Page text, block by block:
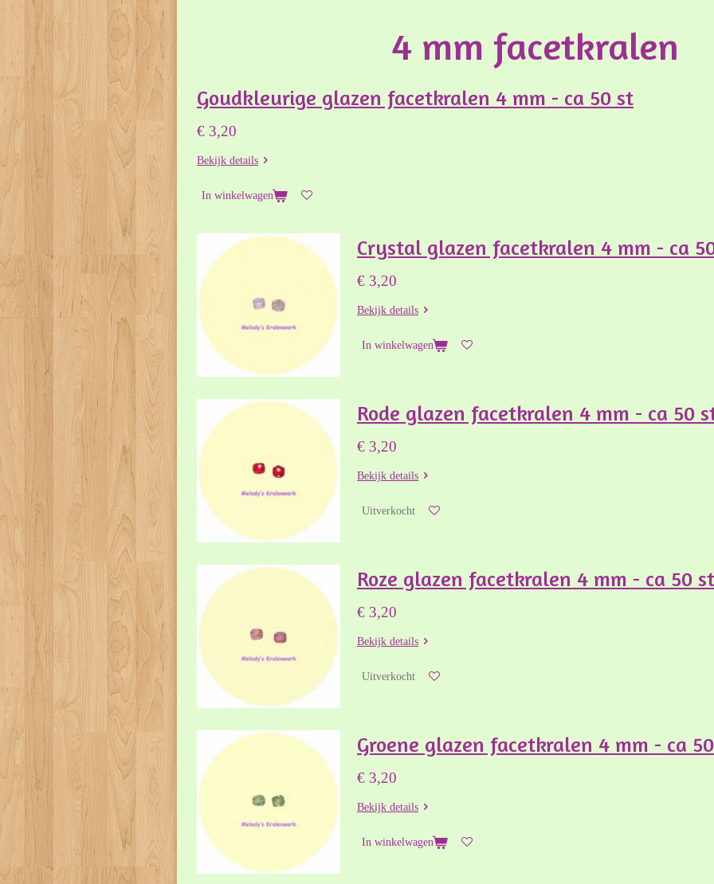
4 mm facetkralen
Goudkleurige glazen facetkralen 4 mm - ca 50 st
€ 3,20
Bekijk details
In winkelwagen
Crystal glazen facetkralen 4 mm - ca
€ 3,20
Bekijk details
In winkelwagen
Rode glazen facetkralen 4 mm - ca 50
€ 3,20
Bekijk details
Uitverkocht
Roze glazen facetkralen 4 mm - ca 50 st
€ 3,20
Bekijk details
Uitverkocht
Groene glazen facetkralen 4 mm - ca
€ 3,20
Bekijk details
In winkelwagen